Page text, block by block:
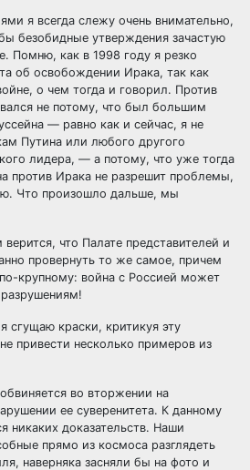
я всегда слежу очень внимательно,
безобидные утверждения зачастую
Помню, как в 1998 году я резко
об освобождении Ирака, так как
о чем тогда и говорил. Против
не потому, что был большим
— равно как и сейчас, я не
Путина или любого другого
лидера, — а потому, что уже тогда
против Ирака не разрешит проблемы,
Что произошло дальше, мы
что Палате представителей и
провернуть то же самое, причем
крупному: война с Россией может
сгущаю краски, критикуя эту
привести несколько примеров из
во вторжении на
ее суверенитета. К данному
никаких доказательств. Наши
прямо из космоса разглядеть
наверняка засняли бы на фото и